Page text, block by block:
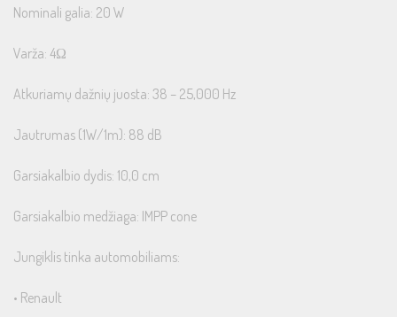
Nominali galia: 20 W
Varža: 4Ω
Atkuriamų dažnių juosta: 38 – 25,000 Hz
Jautrumas (1W/1m): 88 dB
Garsiakalbio dydis: 10,0 cm
Garsiakalbio medžiaga: IMPP cone
Jungiklis tinka automobiliams:
• Renault